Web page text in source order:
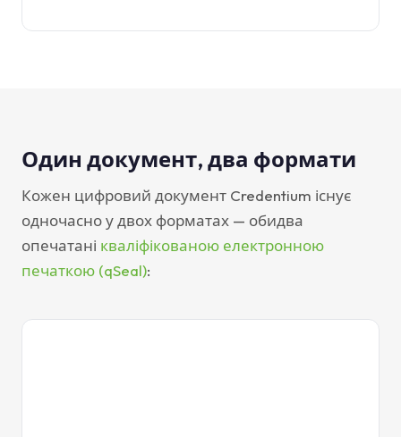
Один документ, два формати
Кожен цифровий документ Credentium існує
одночасно у двох форматах — обидва
опечатані кваліфікованою електронною
печаткою (qSeal):